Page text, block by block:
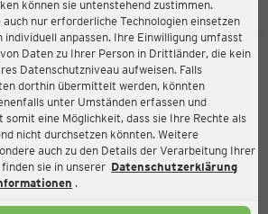
können sie untenstehend zustimmen.
nur erforderliche Technologien einsetzen
individuell anpassen. Ihre Einwilligung umfasst
Daten zu Ihrer Person in Drittländer, die kein
Datenschutzniveau aufweisen. Falls
dorthin übermittelt werden, könnten
unter Umständen erfassen und
somit eine Möglichkeit, dass sie Ihre Rechte als
nicht durchsetzen könnten. Weitere
auch zu den Details der Verarbeitung Ihrer
sie in unserer Datenschutzerklärung
.
SORTIMENT AKTIONEN
family
25, 57627 Hachenburg